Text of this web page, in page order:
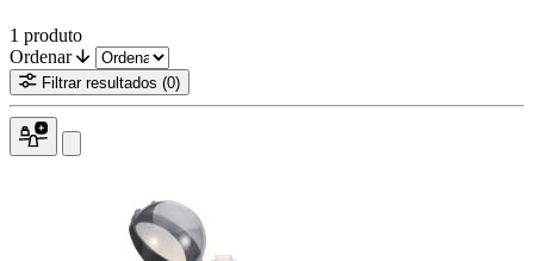
1 produto
Ordenar
Filtrar resultados (0)